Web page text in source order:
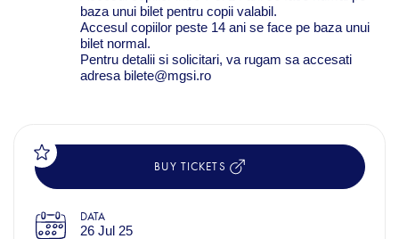
baza unui bilet pentru copii valabil.
Accesul copiilor peste 14 ani se face pe baza unui
bilet normal.
Pentru detalii si solicitari, va rugam sa accesati
adresa bilete@mgsi.ro
BUY TICKETS
DATA
26 Jul 25